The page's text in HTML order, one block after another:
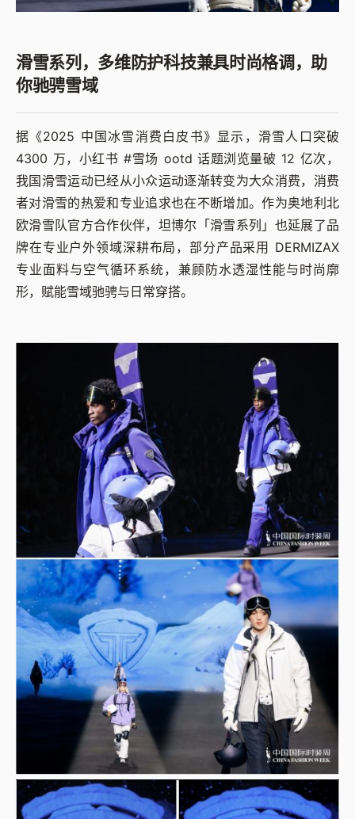
滑雪系列，多维防护科技兼具时尚格调，助
你驰骋雪域
据《2025 中国冰雪消费白皮书》显示，滑雪人口突破
4300 万，小红书 #雪场 ootd 话题浏览量破 12 亿次，
我国滑雪运动已经从小众运动逐渐转变为大众消费，消费
者对滑雪的热爱和专业追求也在不断增加。作为奥地利北
欧滑雪队官方合作伙伴，坦博尔「滑雪系列」也延展了品
牌在专业户外领域深耕布局，部分产品采用 DERMIZAX
专业面料与空气循环系统，兼顾防水透湿性能与时尚廓
形，赋能雪域驰骋与日常穿搭。